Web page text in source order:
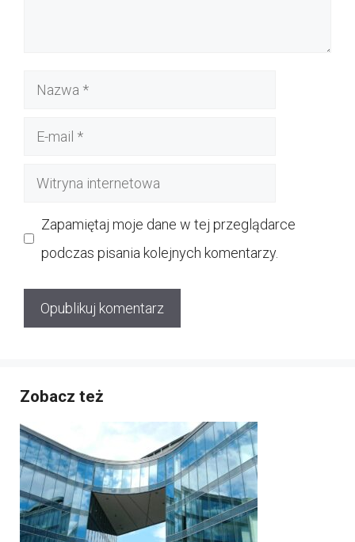
Nazwa
Witryna
Zapamiętaj moje dane w tej przeglądarce
podczas pisania kolejnych komentarzy.
Zobacz też